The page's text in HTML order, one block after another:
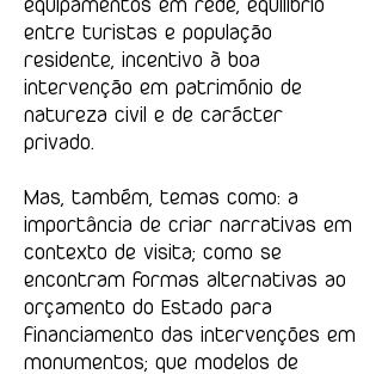
equipamentos em rede, equilíbrio
entre turistas e população
residente, incentivo à boa
intervenção em património de
natureza civil e de carácter
privado.
Mas, também, temas como: a
importância de criar narrativas em
contexto de visita; como se
encontram formas alternativas ao
orçamento do Estado para
financiamento das intervenções em
monumentos; que modelos de